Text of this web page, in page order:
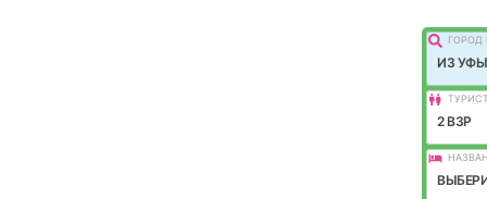
ГОРОД
ИЗ УФЫ
2 ВЗР